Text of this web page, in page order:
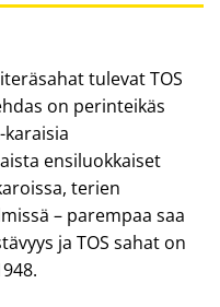
tulevat TOS
on perinteikäs
karaisia
ensiluokkaiset
terien
– parempaa saa
ja TOS sahat on